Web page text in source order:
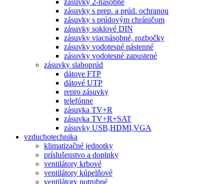
zásuvky 2-násobné
zásuvky s prep. a prúd. ochranou
zásuvky s prúdovým chráničom
zásuvky soklové DIN
zásuvky viacnásobné, rozbočky
zásuvky vodotesné nástenné
zásuvky vodotesné zapustené
zásuvky slaboprúd
dátove FTP
dátové UTP
repro zásuvky
telefónne
zásuvka TV+R
zásuvka TV+R+SAT
zásuvky USB,HDMI,VGA
vzduchotechnika
klimatizačné jednotky
príslušenstvo a doplnky
ventilátory krbové
ventilátory kúpelňové
ventilátory potrubné